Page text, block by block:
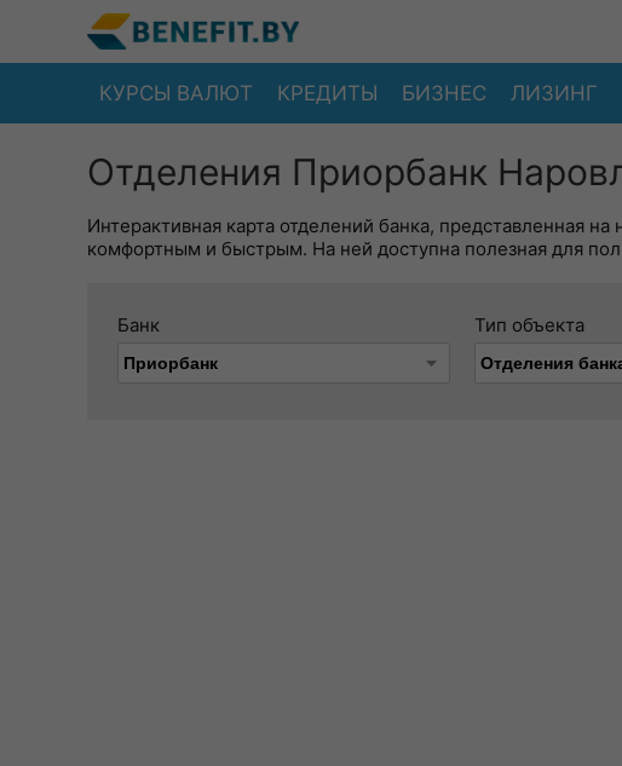
КУРСЫ ВАЛЮТ КРЕДИТЫ БИЗНЕС ЛИЗИНГ
Отделения Приорбанк
Интерактивная карта отделений банка, представленная
комфортным и быстрым. На ней доступна полезная для
Банк Тип объекта